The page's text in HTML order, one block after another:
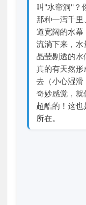
叫"水帘洞"？
那种一泻千
道宽阔的水
流淌下来，
晶莹剔透的
真的有天然
去（小心湿
奇妙感觉，就
超酷的！这也
所在。